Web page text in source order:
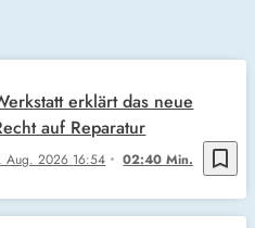
bookmark_border
Aug. 2026 16:54 02:40 Min.
erklärt das neue
auf Reparatur